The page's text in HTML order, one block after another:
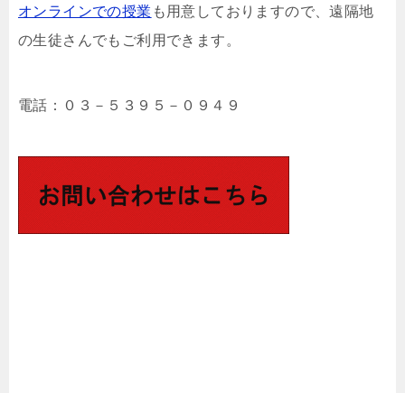
オンラインでの授業 も用意しておりますので、遠隔地
の生徒さんでもご利用できます。
電話：０３－５３９５－０９４９